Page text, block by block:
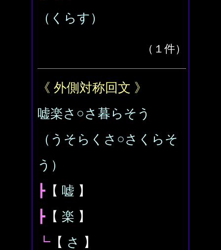
（くらす）
（１件）
《 外側対称回文 》
嘘楽さ○さ暮らそう
（うそらくさ○さくらそ
う）
┣ 【 嘘 】
┣ 【 楽 】
┗ 【 さ 】